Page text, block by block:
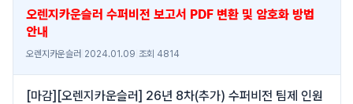
오렌지카운슬러 수퍼비전 보고서 PDF 변환 및 암호화 방법
안내
오렌지카운슬러 2024.01.09 조회 4814
[마감][오렌지카운슬러] 26년 8차(추가) 수퍼비전 팀제 인원